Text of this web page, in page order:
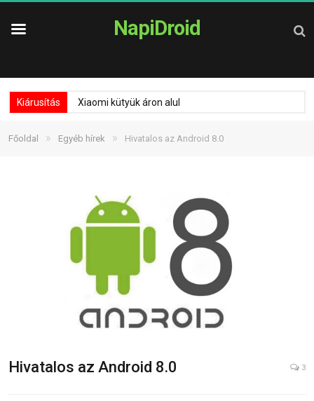
NapiDroid
Kiárusítás Xiaomi kütyük áron alul
Főoldal » Egyéb hírek » Hivatalos az Android 8.0
Hivatalos az Android 8.0 3